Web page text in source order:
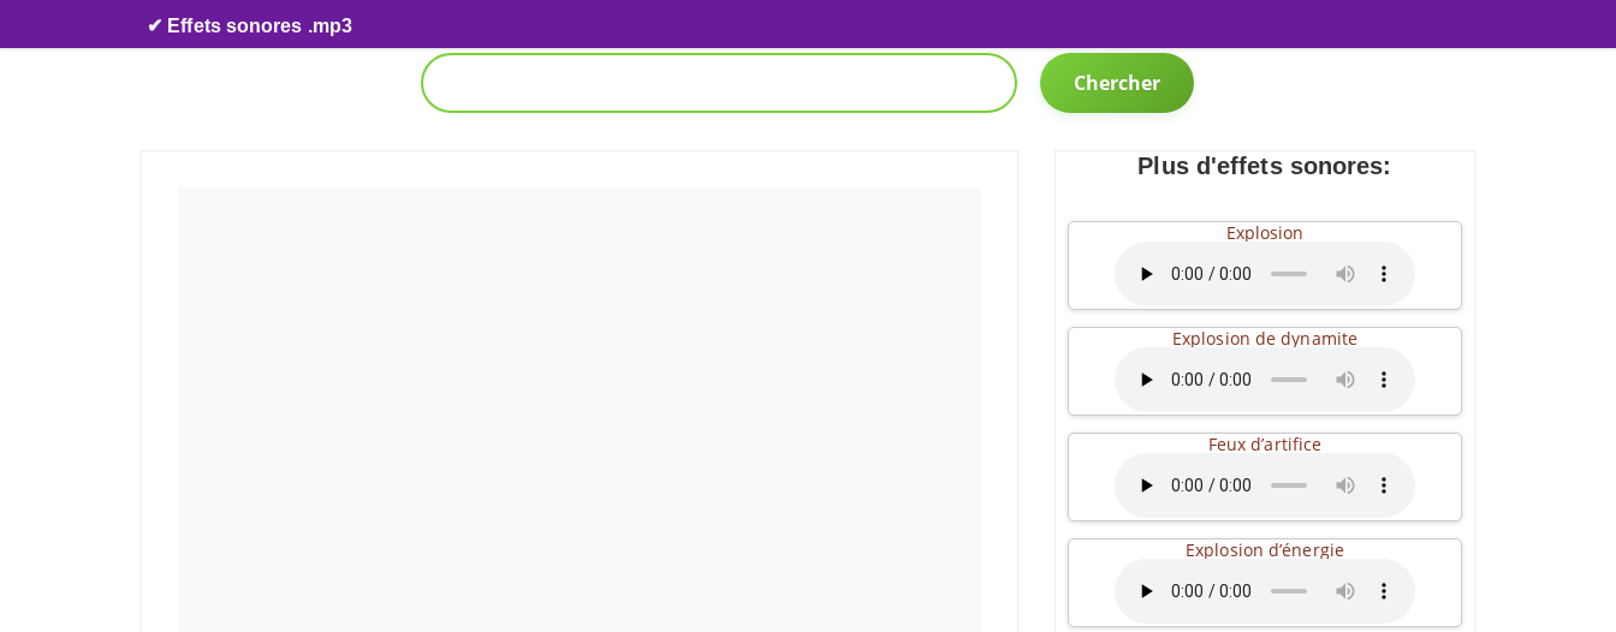
✔ Effets sonores .mp3
Chercher
Plus d'effets sonores:
Explosion
Explosion de dynamite
Feux d’artifice
Explosion d’énergie